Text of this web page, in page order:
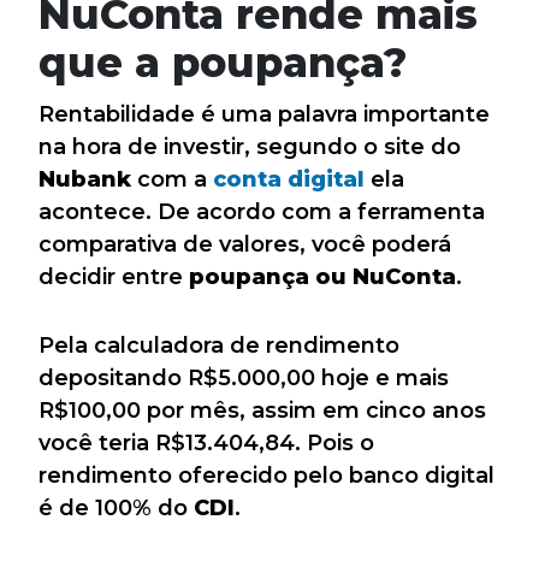
NuConta rende mais
que a poupança?
Rentabilidade é uma palavra importante
na hora de investir, segundo o site do
Nubank com a conta digital ela
acontece. De acordo com a ferramenta
comparativa de valores, você poderá
decidir entre poupança ou NuConta.
Pela calculadora de rendimento
depositando R$5.000,00 hoje e mais
R$100,00 por mês, assim em cinco anos
você teria R$13.404,84. Pois o
rendimento oferecido pelo banco digital
é de 100% do CDI.